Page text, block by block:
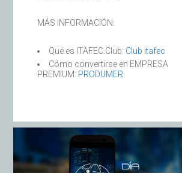
MÁS INFORMACIÓN:
Qué es ITAFEC.Club: Club itafec
Cómo convertirse en EMPRESA
PREMIUM: PRODUMER